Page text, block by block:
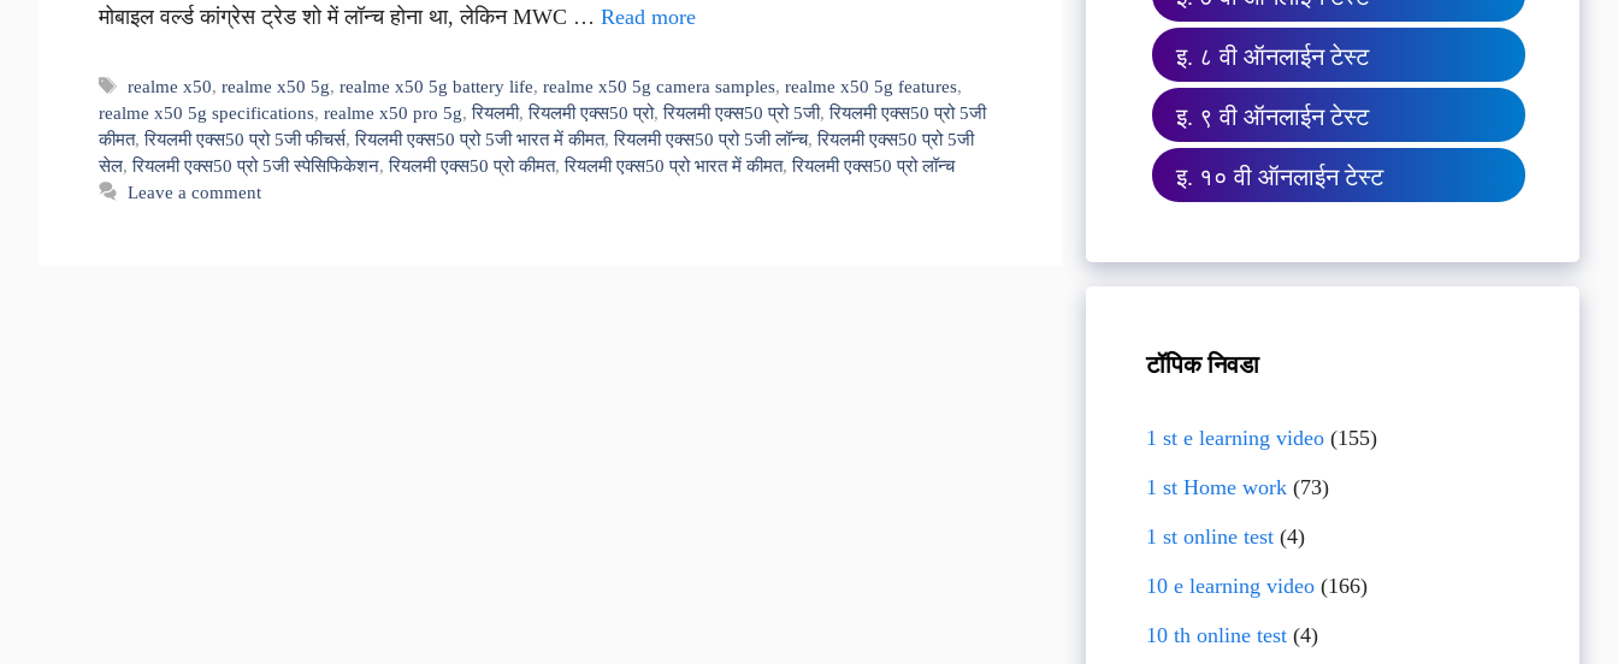
मोबाइल वर्ल्ड कांग्रेस ट्रेड शो में लॉन्च होना था, लेकिन MWC … Read more
Tags
realme x50,realme x50 5g,realme x50 5g battery life,realme x50 5g camera samples,realme x50 5g features,
realme x50 5g specifications, realme x50 pro 5g,रियलमी,रियलमी एक्स50 प्रो,रियलमी एक्स50 प्रो 5जी,रियलमी एक्स50 प्रो 5जी
कीमत,रियलमी एक्स50 प्रो 5जी फीचर्स,रियलमी एक्स50 प्रो 5जी भारत में कीमत,रियलमी एक्स50 प्रो 5जी लॉन्च,रियलमी एक्स50 प्रो 5जी
सेल,रियलमी एक्स50 प्रो 5जी स्पेसिफिकेशन,रियलमी एक्स50 प्रो कीमत,रियलमी एक्स50 प्रो भारत में कीमत,रियलमी एक्स50 प्रो लॉन्च
Leave a comment
इ. ८ वी ऑनलाईन टेस्ट
इ. ९ वी ऑनलाईन टेस्ट
इ. १० वी ऑनलाईन टेस्ट
टॉपिक निवडा
1 st e learning video(155)
1 st Home work(73)
1 st online test(4)
10 e learning video(166)
10 th online test(4)